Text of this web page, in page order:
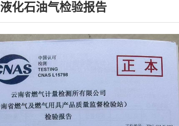
液化石油气检验报告